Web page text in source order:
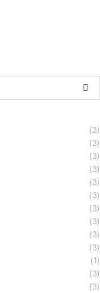
(3)
(3)
(3)
(3)
(3)
(3)
(3)
(3)
(3)
(3)
(1)
(3)
(3)